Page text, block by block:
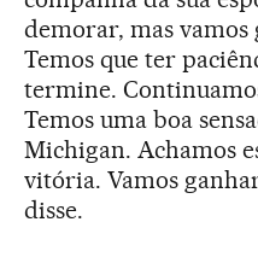
demorar, mas vamos
Temos que ter
termine.
Temos uma boa
Michigan. Achamos
vitória. Vamos
disse.